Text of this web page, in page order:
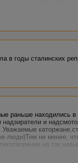
принадлежность
старается
носить кепку,
наконец,
она им приносит,
выражения или
в годы сталинских
раньше находились
и
люди)Тем не менее,
на так